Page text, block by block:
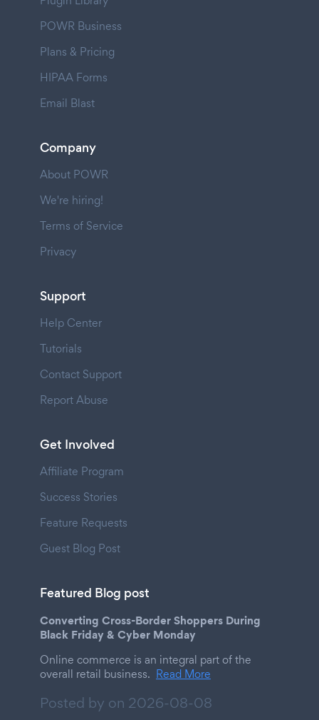
POWR Business
Plans & Pricing
HIPAA Forms
Email Blast
Company
About POWR
We're hiring!
Terms of Service
Privacy
Support
Help Center
Tutorials
Contact Support
Report Abuse
Get Involved
Affiliate Program
Success Stories
Feature Requests
Guest Blog Post
Featured Blog post
Converting Cross-Border Shoppers During
Black Friday & Cyber Monday
Online commerce is an integral part of the
overall retail business. Read More
Posted by on 2026-08-08